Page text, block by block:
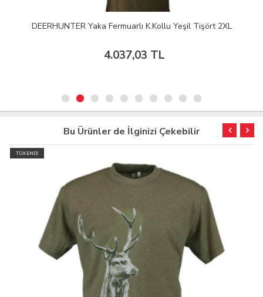
DEERHUNTER Yaka Fermuarlı K.Kollu Yeşil Tişört 2XL
4.037,03 TL
Bu Ürünler de İlginizi Çekebilir
TÜKENDİ